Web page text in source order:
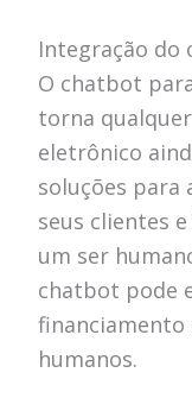
Integração do
O chatbot
torna
eletrônico
soluções para
seus clientes
um ser
chatbot pode
financiamento
humanos.